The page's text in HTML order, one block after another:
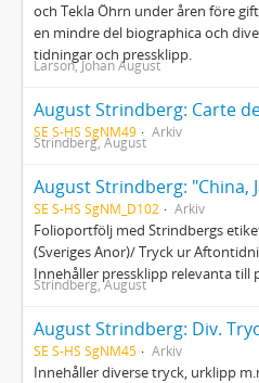
och Tekla Öhrn under åren före
en mindre del biographica och
tidningar och pressklipp.
Larson, Johan August
August Strindberg: Carte
SE S-HS SgNM49 Arkiv
Strindberg, August
SE S-HS SgNM_D102 Arkiv
Folioportfölj med Strindbergs
(Sveriges Anor)/ Tryck ur
Innehåller pressklipp relevanta till
Strindberg, August
August Strindberg: Div.
SE S-HS SgNM45 Arkiv
Innehåller diverse tryck, urklipp